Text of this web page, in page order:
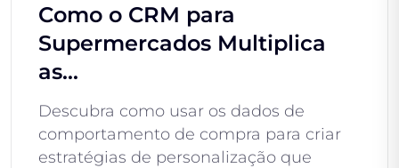
Como o CRM para
Supermercados Multiplica
as...
Descubra como usar os dados de
comportamento de compra para criar
estratégias de personalização que